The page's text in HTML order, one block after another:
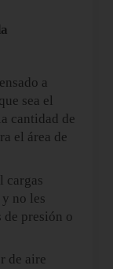
a
sea el
cantidad de
el área de
cargas
no les
de presión o
de aire